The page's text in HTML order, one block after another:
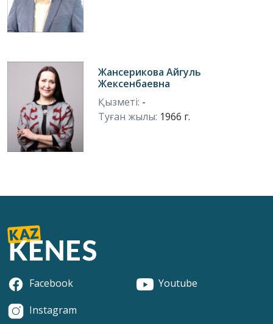
Жансерикова Айгуль
Жексенбаевна
Қызметі: -
Туған жылы: 1966 г.
Facebook
Youtube
Instagram